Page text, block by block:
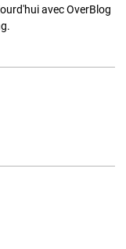
avec OverBlog